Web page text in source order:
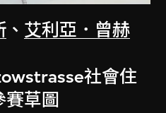
、 艾利亞．曾赫
社會住
草圖